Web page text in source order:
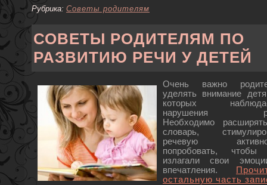
Рубрика: Советы родителям
СОВЕТЫ РОДИТЕЛЯМ ПО
РАЗВИТИЮ РЕЧИ У ДЕТЕЙ
Очень важно
уделять внимание
которых
нарушения
Необходимо
словарь,
речевую
попробовать, чтобы
излагали свои
впечатления.
остальную часть